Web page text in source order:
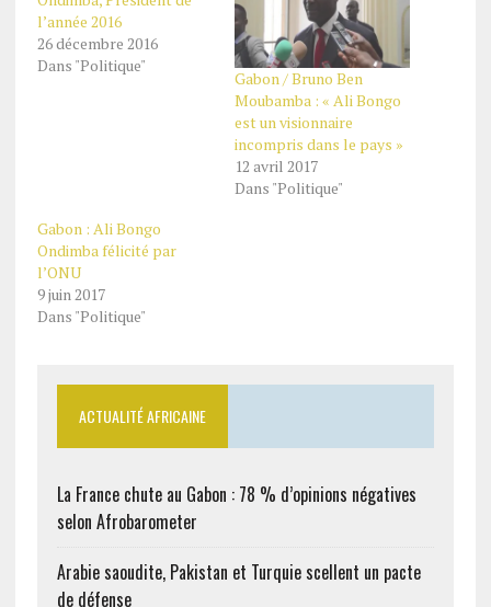
l’année 2016
26 décembre 2016
Dans "Politique"
Gabon / Bruno Ben
Moubamba : « Ali Bongo
est un visionnaire
incompris dans le pays »
12 avril 2017
Dans "Politique"
Gabon : Ali Bongo
Ondimba félicité par
l’ONU
9 juin 2017
Dans "Politique"
ACTUALITÉ AFRICAINE
La France chute au Gabon : 78 % d’opinions négatives
selon Afrobarometer
Arabie saoudite, Pakistan et Turquie scellent un pacte
de défense